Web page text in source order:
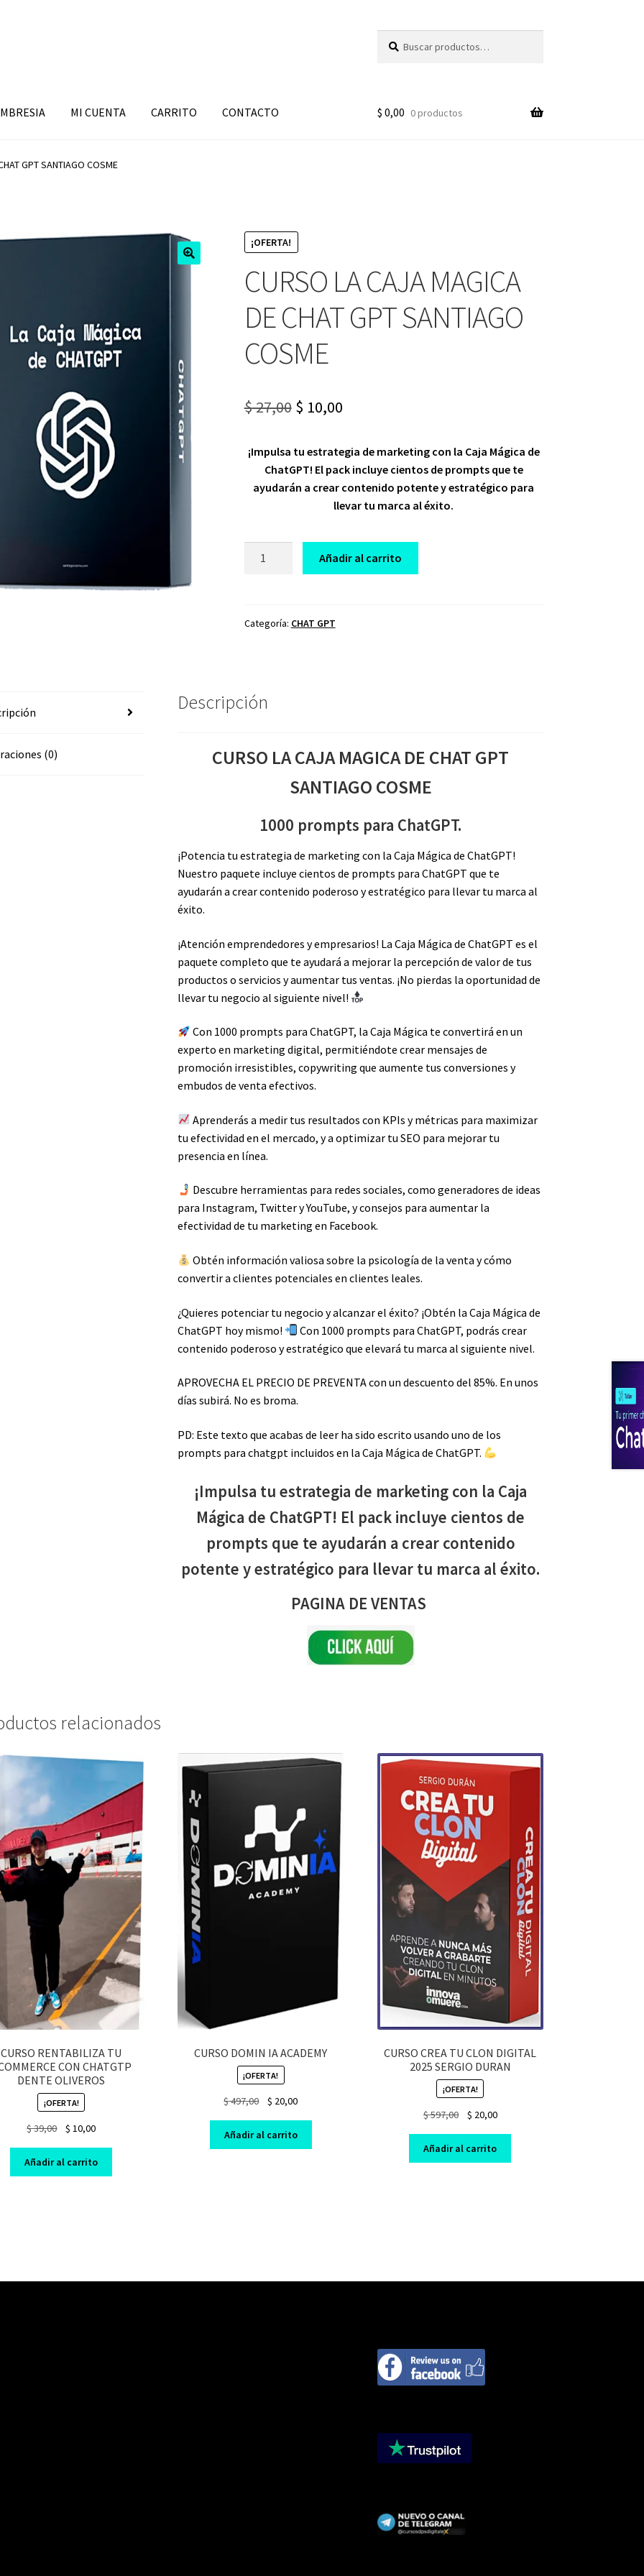
por:
MI CUENTA CARRITO CONTACTO $ 0,00 0 productos
GPT SANTIAGO COSME
¡OFERTA!
CURSO LA CAJA MAGICA
DE CHAT GPT SANTIAGO
COSME
$27,00 Original
was:
$ 27,00.
$ 10,00Current
is:
$ 10,00.
¡Impulsa tu estrategia de marketing con la Caja Mágica de
ChatGPT! El pack incluye cientos de prompts que te
ayudarán a crear contenido potente y estratégico para
llevar tu marca al éxito.
DE
COSME
cantidad
Añadir al carrito
Categoría: CHAT GPT
(0)
Descripción
CURSO LA CAJA MAGICA DE CHAT GPT
SANTIAGO COSME
1000 prompts para ChatGPT.
¡Potencia tu estrategia de marketing con la Caja Mágica de ChatGPT!
Nuestro paquete incluye cientos de prompts para ChatGPT que te
ayudarán a crear contenido poderoso y estratégico para llevar tu marca al
éxito.
¡Atención emprendedores y empresarios! La Caja Mágica de ChatGPT es el
paquete completo que te ayudará a mejorar la percepción de valor de tus
productos o servicios y aumentar tus ventas. ¡No pierdas la oportunidad de
llevar tu negocio al siguiente nivel!
Con 1000 prompts para ChatGPT, la Caja Mágica te convertirá en un
experto en marketing digital, permitiéndote crear mensajes de
promoción irresistibles, copywriting que aumente tus conversiones y
embudos de venta efectivos.
Aprenderás a medir tus resultados con KPIs y métricas para maximizar
tu efectividad en el mercado, y a optimizar tu SEO para mejorar tu
presencia en línea.
Descubre herramientas para redes sociales, como generadores de ideas
para Instagram, Twitter y YouTube, y consejos para aumentar la
efectividad de tu marketing en Facebook.
Obtén información valiosa sobre la psicología de la venta y cómo
convertir a clientes potenciales en clientes leales.
¿Quieres potenciar tu negocio y alcanzar el éxito? ¡Obtén la Caja Mágica de
ChatGPT hoy mismo!
Con 1000 prompts para ChatGPT, podrás crear
contenido poderoso y estratégico que elevará tu marca al siguiente nivel.
APROVECHA EL PRECIO DE PREVENTA con un descuento del 85%. En unos
días subirá. No es broma.
PD: Este texto que acabas de leer ha sido escrito usando uno de los
prompts para chatgpt incluidos en la Caja Mágica de ChatGPT.
¡Impulsa tu estrategia de marketing con la Caja
Mágica de ChatGPT! El pack incluye cientos de
prompts que te ayudarán a crear contenido
potente y estratégico para llevar tu marca al éxito.
PAGINA DE VENTAS
relacionados
CURSO RENTABILIZA TU
CON CHATGTP
DENTE OLIVEROS
¡OFERTA!
$39,00
Original
was:
$ 39,00.
$ 10,00Current
is:
$ 10,00.
Añadir al carrito
CURSO DOMIN IA ACADEMY
¡OFERTA!
$497,00
Original
was:
$ 497,00.
$ 20,00Current
is:
$ 20,00.
Añadir al carrito
CURSO CREA TU CLON DIGITAL
2025 SERGIO DURAN
¡OFERTA!
$597,00
Original
was:
$ 597,00.
$ 20,00Current
is:
$ 20,00.
Añadir al carrito